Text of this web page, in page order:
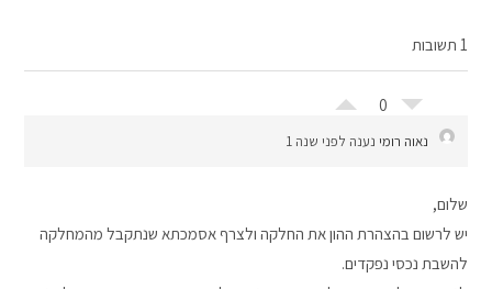
1 תשובות
0
נאוה רומי נענה לפני שנה 1
שלום,
יש לרשום בהצהרת ההון את החלקה ולצרף אסמכתא שנתקבל מהמחלקה
להשבת נכסי נפקדים.